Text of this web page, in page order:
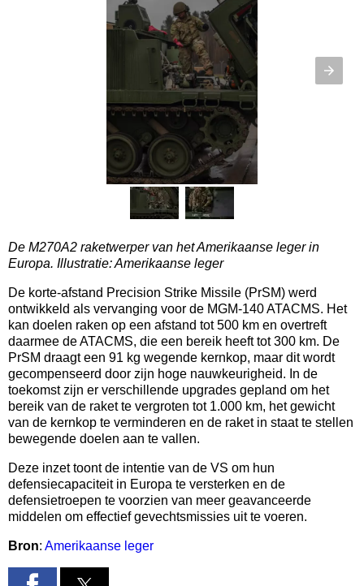
De M270A2 raketwerper van het Amerikaanse leger in
Europa. Illustratie: Amerikaanse leger
De korte-afstand Precision Strike Missile (PrSM) werd
ontwikkeld als vervanging voor de MGM-140 ATACMS. Het
kan doelen raken op een afstand tot 500 km en overtreft
daarmee de ATACMS, die een bereik heeft tot 300 km. De
PrSM draagt een 91 kg wegende kernkop, maar dit wordt
gecompenseerd door zijn hoge nauwkeurigheid. In de
toekomst zijn er verschillende upgrades gepland om het
bereik van de raket te vergroten tot 1.000 km, het gewicht
van de kernkop te verminderen en de raket in staat te stellen
bewegende doelen aan te vallen.
Deze inzet toont de intentie van de VS om hun
defensiecapaciteit in Europa te versterken en de
defensietroepen te voorzien van meer geavanceerde
middelen om effectief gevechtsmissies uit te voeren.
Bron: Amerikaanse leger